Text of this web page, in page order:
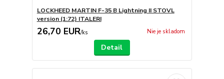
LOCKHEED MARTIN F-35 B Lightning II STOVL
version (1:72) ITALERI
26,70 EUR/ks Nie je skladom
Detail